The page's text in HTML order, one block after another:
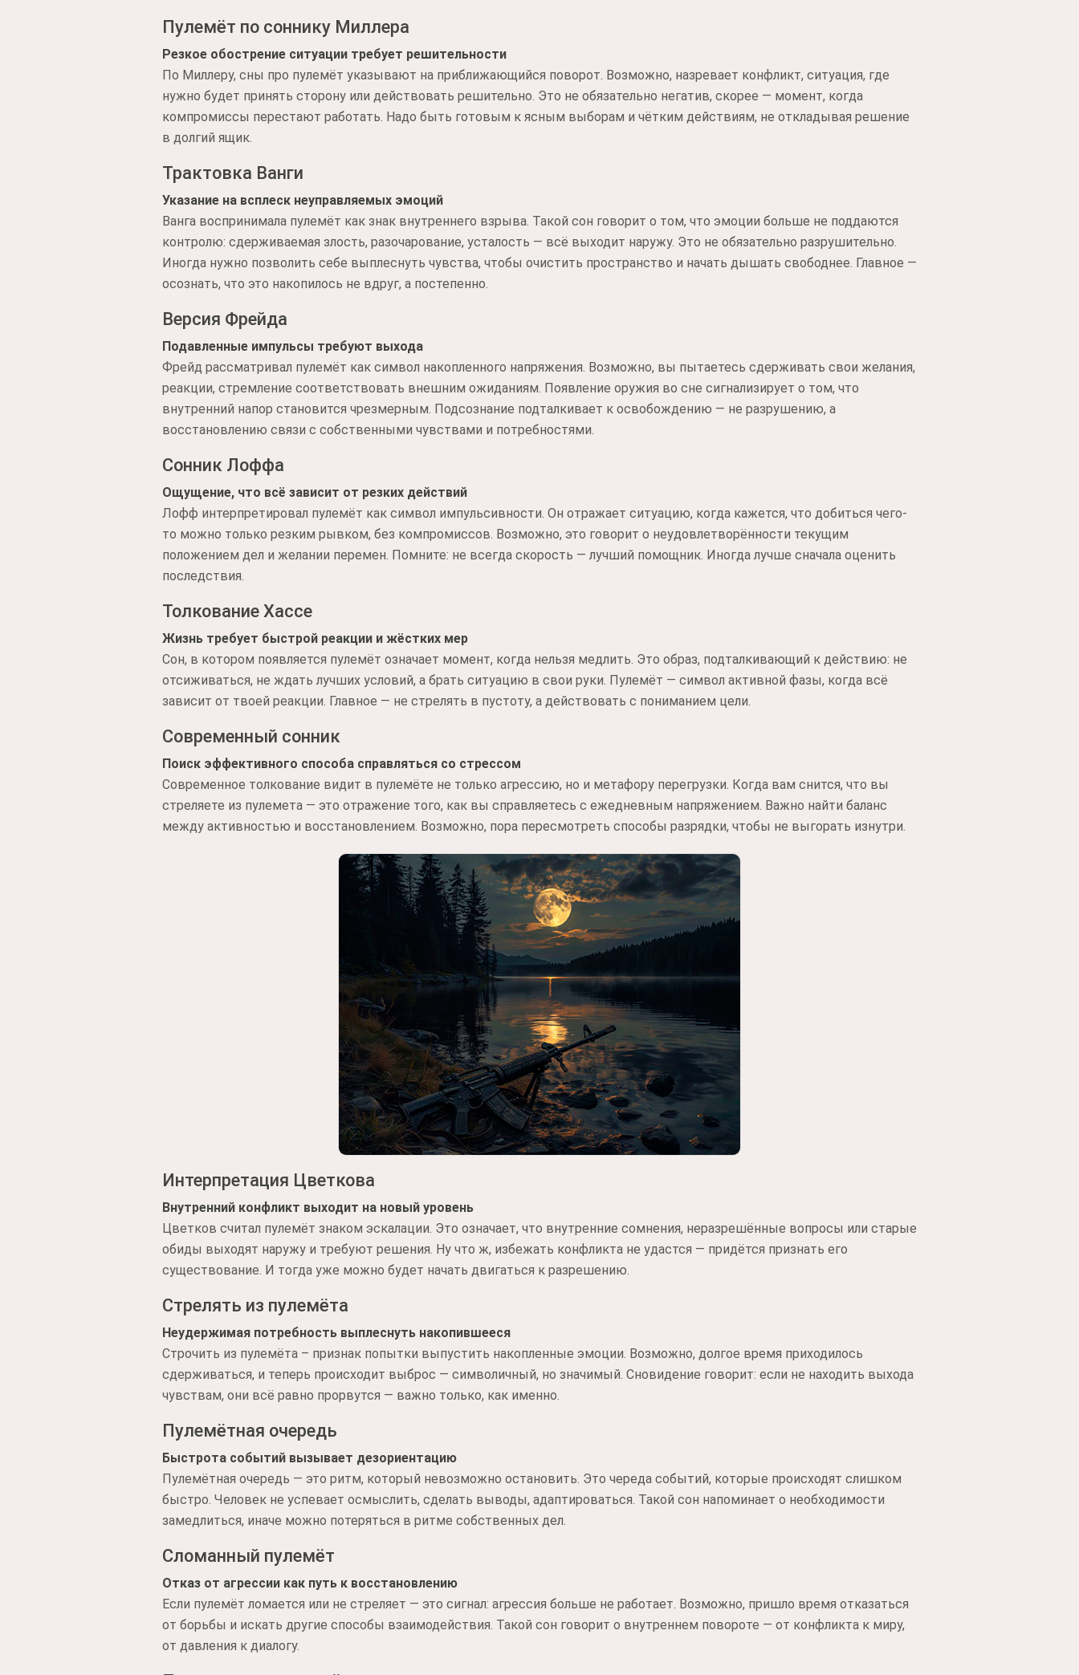
Пулемёт по соннику Миллера
Резкое обострение ситуации требует решительности
По Миллеру, сны про пулемёт указывают на приближающийся поворот. Возможно, назревает конфликт, ситуация, где
нужно будет принять сторону или действовать решительно. Это не обязательно негатив, скорее — момент, когда
компромиссы перестают работать. Надо быть готовым к ясным выборам и чётким действиям, не откладывая решение
в долгий ящик.
Трактовка Ванги
Указание на всплеск неуправляемых эмоций
Ванга воспринимала пулемёт как знак внутреннего взрыва. Такой сон говорит о том, что эмоции больше не поддаются
контролю: сдерживаемая злость, разочарование, усталость — всё выходит наружу. Это не обязательно разрушительно.
Иногда нужно позволить себе выплеснуть чувства, чтобы очистить пространство и начать дышать свободнее. Главное —
осознать, что это накопилось не вдруг, а постепенно.
Версия Фрейда
Подавленные импульсы требуют выхода
Фрейд рассматривал пулемёт как символ накопленного напряжения. Возможно, вы пытаетесь сдерживать свои желания,
реакции, стремление соответствовать внешним ожиданиям. Появление оружия во сне сигнализирует о том, что
внутренний напор становится чрезмерным. Подсознание подталкивает к освобождению — не разрушению, а
восстановлению связи с собственными чувствами и потребностями.
Сонник Лоффа
Ощущение, что всё зависит от резких действий
Лофф интерпретировал пулемёт как символ импульсивности. Он отражает ситуацию, когда кажется, что добиться чего-
то можно только резким рывком, без компромиссов. Возможно, это говорит о неудовлетворённости текущим
положением дел и желании перемен. Помните: не всегда скорость — лучший помощник. Иногда лучше сначала оценить
последствия.
Толкование Хассе
Жизнь требует быстрой реакции и жёстких мер
Сон, в котором появляется пулемёт означает момент, когда нельзя медлить. Это образ, подталкивающий к действию: не
отсиживаться, не ждать лучших условий, а брать ситуацию в свои руки. Пулемёт — символ активной фазы, когда всё
зависит от твоей реакции. Главное — не стрелять в пустоту, а действовать с пониманием цели.
Современный сонник
Поиск эффективного способа справляться со стрессом
Современное толкование видит в пулемёте не только агрессию, но и метафору перегрузки. Когда вам снится, что вы
стреляете из пулемета — это отражение того, как вы справляетесь с ежедневным напряжением. Важно найти баланс
между активностью и восстановлением. Возможно, пора пересмотреть способы разрядки, чтобы не выгорать изнутри.
Интерпретация Цветкова
Внутренний конфликт выходит на новый уровень
Цветков считал пулемёт знаком эскалации. Это означает, что внутренние сомнения, неразрешённые вопросы или старые
обиды выходят наружу и требуют решения. Ну что ж, избежать конфликта не удастся — придётся признать его
существование. И тогда уже можно будет начать двигаться к разрешению.
Стрелять из пулемёта
Неудержимая потребность выплеснуть накопившееся
Строчить из пулемёта – признак попытки выпустить накопленные эмоции. Возможно, долгое время приходилось
сдерживаться, и теперь происходит выброс — символичный, но значимый. Сновидение говорит: если не находить выхода
чувствам, они всё равно прорвутся — важно только, как именно.
Пулемётная очередь
Быстрота событий вызывает дезориентацию
Пулемётная очередь — это ритм, который невозможно остановить. Это череда событий, которые происходят слишком
быстро. Человек не успевает осмыслить, сделать выводы, адаптироваться. Такой сон напоминает о необходимости
замедлиться, иначе можно потеряться в ритме собственных дел.
Сломанный пулемёт
Отказ от агрессии как путь к восстановлению
Если пулемёт ломается или не стреляет — это сигнал: агрессия больше не работает. Возможно, пришло время отказаться
от борьбы и искать другие способы взаимодействия. Такой сон говорит о внутреннем повороте — от конфликта к миру,
от давления к диалогу.